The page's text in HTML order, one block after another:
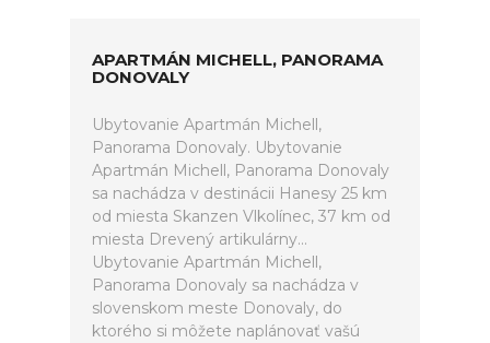
APARTMÁN MICHELL, PANORAMA
DONOVALY
Ubytovanie Apartmán Michell,
Panorama Donovaly. Ubytovanie
Apartmán Michell, Panorama Donovaly
sa nachádza v destinácii Hanesy 25 km
od miesta Skanzen Vlkolínec, 37 km od
miesta Drevený artikulárny...
Ubytovanie Apartmán Michell,
Panorama Donovaly sa nachádza v
slovenskom meste Donovaly, do
ktorého si môžete naplánovať vašú